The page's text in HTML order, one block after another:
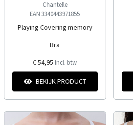
Chantelle
EAN 3340443971855
Playing Covering memory
Bra
€ 54,95 Incl. btw
BEKIJK PRODUCT